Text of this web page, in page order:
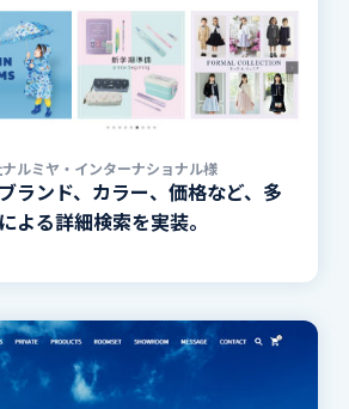
ルミヤ・インターナショナル様
ランド、カラー、価格など、多
よる詳細検索を実装。